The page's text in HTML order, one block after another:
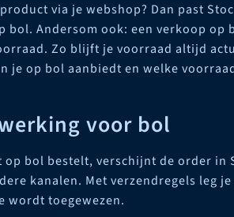
via je webshop? Dan past
bol. Andersom ook: een verkoop
Zo blijft je voorraad altijd
je op bol aanbiedt en welke
voor bol
op bol bestelt, verschijnt de order in
kanalen. Met verzendregels leg
wordt toegewezen.